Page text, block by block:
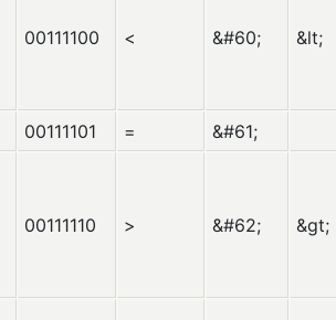
00111100 < &#60; &lt;
00111101 = &#61;
00111110 > &#62; &gt;